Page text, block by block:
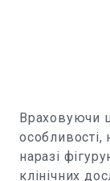
Враховуючи
наразі
клінічних